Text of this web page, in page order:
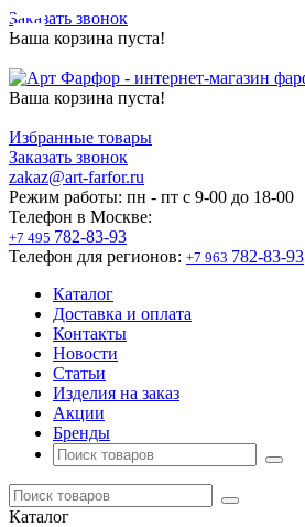
Заказать звонок
Ваша корзина пуста!
Ваша корзина пуста!
Избранные товары
Заказать звонок
zakaz@art-farfor.ru
Режим работы: пн - пт c 9-00 до 18-00
Телефон в Москве:
+7 495 782-83-93
Телефон для регионов: +7 963 782-83-93
Каталог
Доставка и оплата
Контакты
Новости
Статьи
Изделия на заказ
Акции
Бренды
Каталог